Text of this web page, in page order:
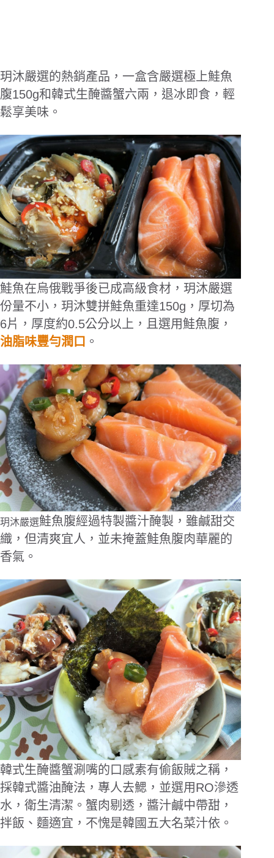
玥沐嚴選的熱銷產品，一盒含嚴選極上鮭魚
腹150g和韓式生醃醬蟹六兩，退冰即食，輕
鬆享美味。
鮭魚在烏俄戰爭後已成高級食材，玥沐嚴選
份量不小，玥沐雙拼鮭魚重達150g，厚切為
6片，厚度約0.5公分以上，且選用鮭魚腹，
油脂味豐勻潤口 。
玥沐嚴選鮭魚腹經過特製醬汁醃製，雖鹹甜交
織，但清爽宜人，並未掩蓋鮭魚腹肉華麗的
香氣。
韓式生醃醬蟹涮嘴的口感素有偷飯賊之稱，
採韓式醬油醃法，專人去鰓，並選用RO滲透
水，衛生清潔。蟹肉剔透，醬汁鹹中帶甜，
拌飯、麵適宜，不愧是韓國五大名菜汁依。